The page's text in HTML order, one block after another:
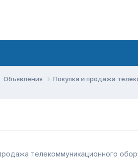
Объявления Покупка и продажа
телекоммуникационного